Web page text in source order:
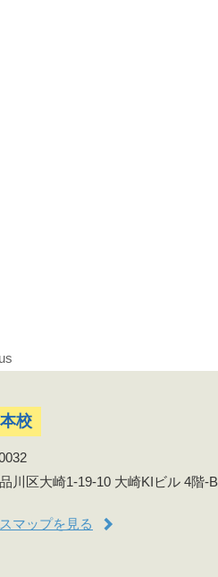
校
川区大崎1-19-10 大崎KIビル 4階-B
マップを見る